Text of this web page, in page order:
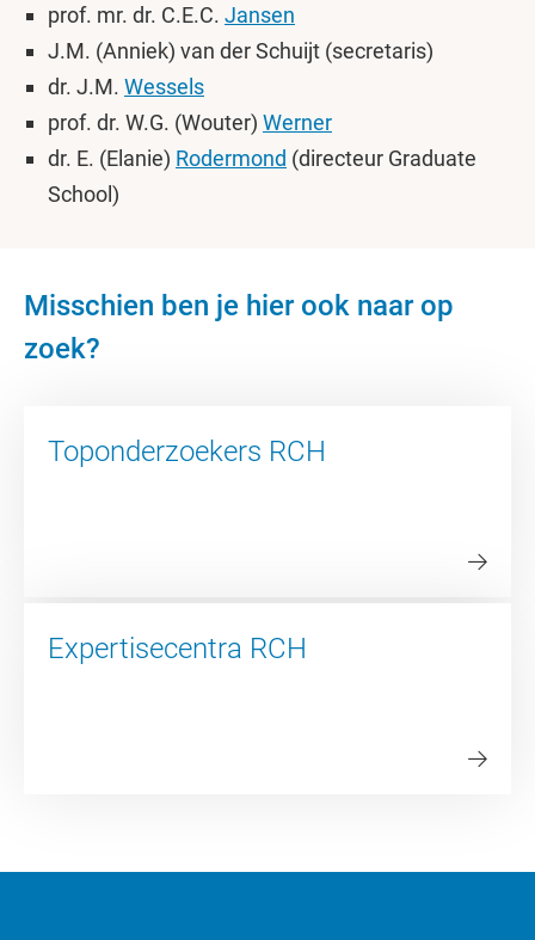
prof. mr. dr. C.E.C. Jansen
J.M. (Anniek) van der Schuijt (secretaris)
dr. J.M. Wessels
prof. dr. W.G. (Wouter) Werner
dr. E. (Elanie) Rodermond (directeur Graduate
School)
Misschien ben je hier ook naar op
zoek?
Toponderzoekers RCH
Expertisecentra RCH